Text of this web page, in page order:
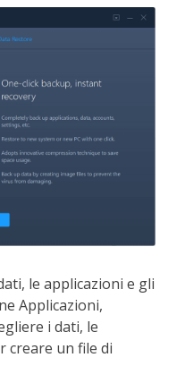
le applicazioni e gli
Applicazioni,
i dati, le
creare un file di